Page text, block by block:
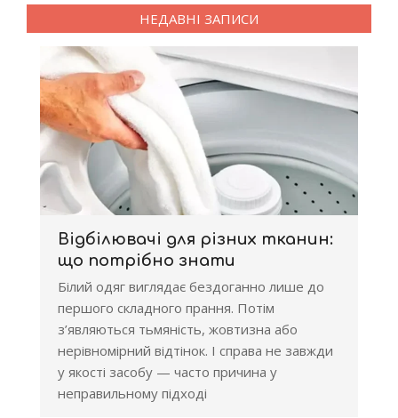
НЕДАВНІ ЗАПИСИ
Відбілювачі для різних тканин:
що потрібно знати
Білий одяг виглядає бездоганно лише до
першого складного прання. Потім
з’являються тьмяність, жовтизна або
нерівномірний відтінок. І справа не завжди
у якості засобу — часто причина у
неправильному підході